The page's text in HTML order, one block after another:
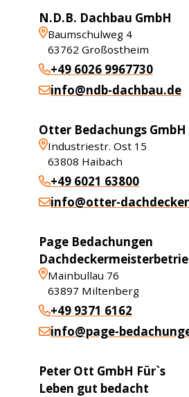
N.D.B. Dachbau GmbH
Baumschulweg 4
63762 Großostheim
+49 6026 9967730
info@ndb-dachbau.de
Otter Bedachungs GmbH
Industriestr. Ost 15
63808 Haibach
+49 6021 63800
info@otter-
Page Bedachungen
Mainbullau 76
63897 Miltenberg
+49 9371 6162
info@page-
Peter Ott GmbH Für`s
Leben gut bedacht